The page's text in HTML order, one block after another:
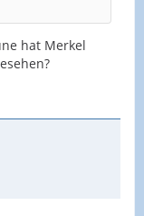
hat Merkel